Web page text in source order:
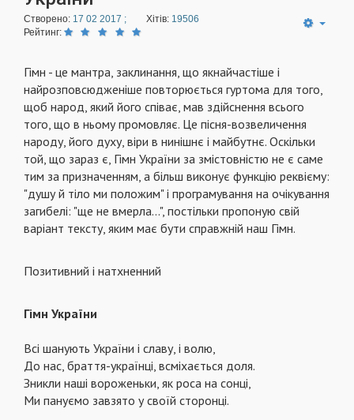
Створено: 17 02 2017 ; Хітів: 19506
Рейтинг:
Гімн - це мантра, заклинання, що якнайчастіше і
найрозповсюдженіше повторюється гуртома для того,
щоб народ, який його співає, мав здійснення всього
того, що в ньому промовляє. Це пісня-возвеличення
народу, його духу, віри в нинішнє і майбутнє. Оскільки
той, що зараз є, Гімн України за змістовністю не є саме
тим за призначенням, а більш виконує функцію реквієму:
"душу й тіло ми положим" і програмування на очікування
загибелі: "ще не вмерла...", постільки пропоную свій
варіант тексту, яким має бути справжній наш Гімн.
Позитивний і натхненний
Гімн України
Всі шанують України і славу, і волю,
До нас, браття-українці, всміхається доля.
Зникли наші вороженьки, як роса на сонці,
Ми пануємо завзято у своїй сторонці.